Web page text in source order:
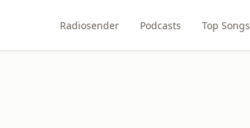
Radiosender Podcasts Top Songs